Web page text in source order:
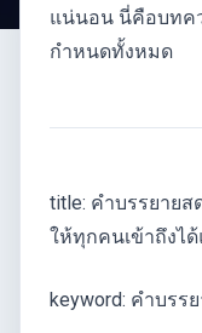
แน่นอน นี่คือบทค
กำหนดทั้งหมด
title: คำบรรยายส
ให้ทุกคนเข้าถึงไ
keyword: คำบรรย